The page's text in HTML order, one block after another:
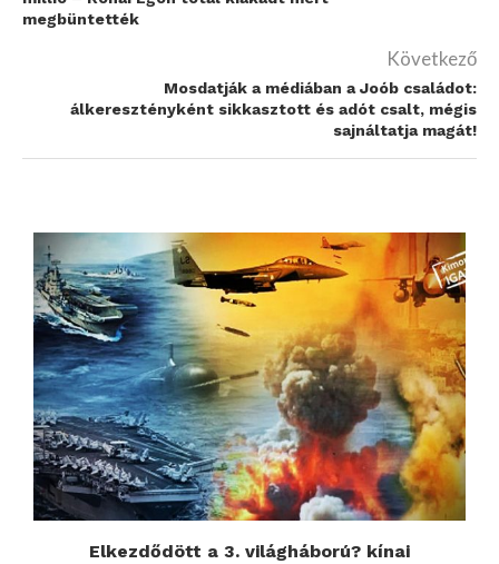
megbüntették
Következő
Mosdatják a médiában a Joób családot:
álkeresztényként sikkasztott és adót csalt, mégis
sajnáltatja magát!
Elkezdődött a 3. világháború? kínai